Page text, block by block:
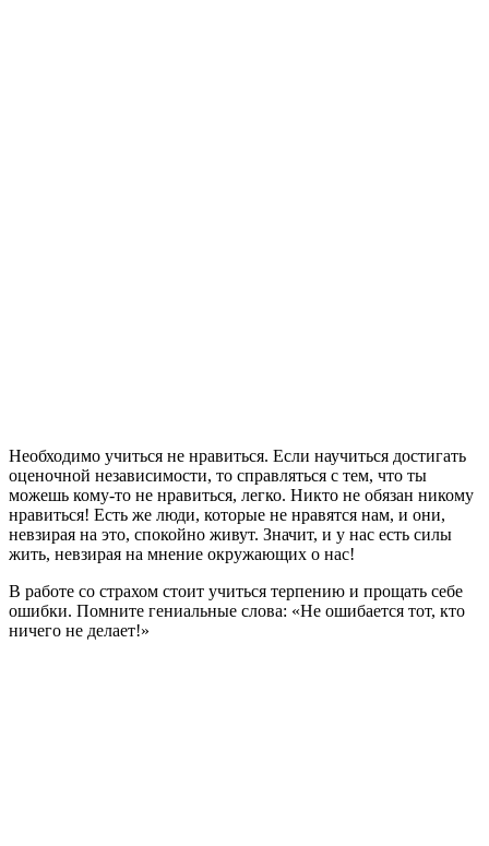
Необходимо учиться не нравиться. Если научиться достигать
оценочной независимости, то справляться с тем, что ты
можешь кому-то не нравиться, легко. Никто не обязан никому
нравиться! Есть же люди, которые не нравятся нам, и они,
невзирая на это, спокойно живут. Значит, и у нас есть силы
жить, невзирая на мнение окружающих о нас!
В работе со страхом стоит учиться терпению и прощать себе
ошибки. Помните гениальные слова: «Не ошибается тот, кто
ничего не делает!»